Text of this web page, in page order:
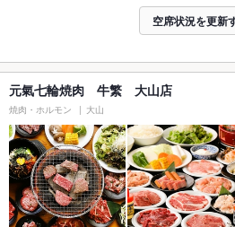
空席状況を更新
元氣七輪焼肉 牛繁 大山店
焼肉・ホルモン 大山